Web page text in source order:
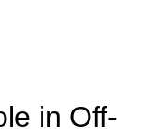
in Off-